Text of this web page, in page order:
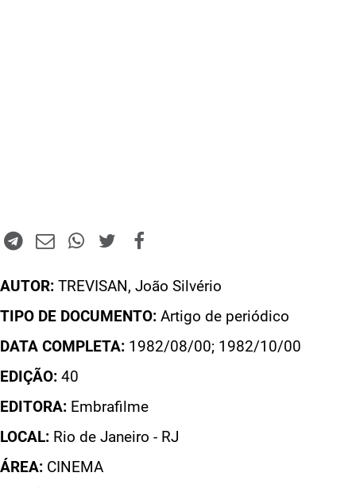
AUTOR: TREVISAN, João Silvério
TIPO DE DOCUMENTO: Artigo de periódico
DATA COMPLETA: 1982/08/00; 1982/10/00
EDIÇÃO: 40
EDITORA: Embrafilme
LOCAL: Rio de Janeiro - RJ
ÁREA: CINEMA